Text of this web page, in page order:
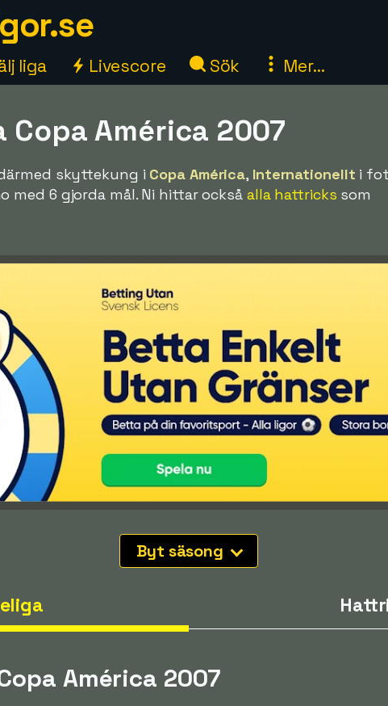
liga Livescore Sök Mer...
América 2007
skyttekung i Copa América, Internationellt i
med 6 gjorda mål. Ni hittar också alla hattricks som
Byt säsong
América 2007